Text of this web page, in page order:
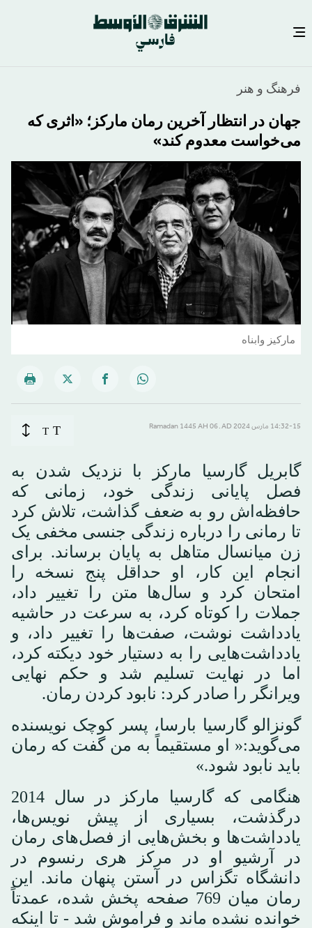
محتوای
اصلی
فرهنگ و هنر
جهان در انتظار آخرین رمان مارکز؛ «اثری که
می‌خواست معدوم کند»
ماركيز وابناه
14:32-15 مارس 2024 AD ـ 06 Ramadan 1445 AH T
T
گابریل گارسیا مارکز با نزدیک شدن به
فصل پایانی زندگی خود، زمانی که
حافظه‌اش رو به ضعف گذاشت، تلاش کرد
تا رمانی را درباره زندگی جنسی مخفی یک
زن میانسال متاهل به پایان برساند. برای
انجام این کار، او حداقل پنج نسخه را
امتحان کرد و سال‌ها متن را تغییر داد،
جملات را کوتاه کرد، به سرعت در حاشیه
یادداشت نوشت، صفت‌ها را تغییر داد، و
یادداشت‌هایی را به دستیار خود دیکته کرد،
اما در نهایت تسلیم شد و حکم نهایی
ویرانگر را صادر کرد: نابود کردن رمان.
گونزالو گارسیا بارسا، پسر کوچک نویسنده
می‌گوید:« او مستقیماً به من گفت که رمان
باید نابود شود.»
هنگامی که گارسیا مارکز در سال 2014
درگذشت، بسیاری از پیش نویس‌ها،
یادداشت‌ها و بخش‌هایی از فصل‌های رمان
در آرشیو او در مرکز هری رنسوم در
دانشگاه تگزاس در آستن پنهان ماند. این
رمان میان 769 صفحه پخش شده، عمدتاً
خوانده نشده ماند و فراموش شد - تا اینکه